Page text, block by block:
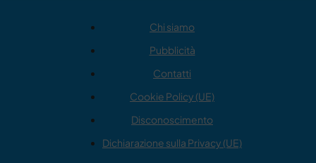
Chi siamo
Pubblicità
Contatti
Cookie Policy (UE)
Disconoscimento
Dichiarazione sulla Privacy (UE)